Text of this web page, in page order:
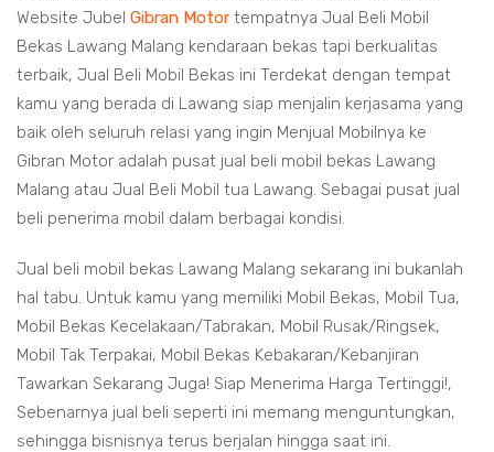
Website Jubel Gibran Motor tempatnya Jual Beli Mobil
Bekas Lawang Malang kendaraan bekas tapi berkualitas
terbaik, Jual Beli Mobil Bekas ini Terdekat dengan tempat
kamu yang berada di Lawang siap menjalin kerjasama yang
baik oleh seluruh relasi yang ingin Menjual Mobilnya ke
Gibran Motor adalah pusat jual beli mobil bekas Lawang
Malang atau Jual Beli Mobil tua Lawang. Sebagai pusat jual
beli penerima mobil dalam berbagai kondisi.
Jual beli mobil bekas Lawang Malang sekarang ini bukanlah
hal tabu. Untuk kamu yang memiliki Mobil Bekas, Mobil Tua,
Mobil Bekas Kecelakaan/Tabrakan, Mobil Rusak/Ringsek,
Mobil Tak Terpakai, Mobil Bekas Kebakaran/Kebanjiran
Tawarkan Sekarang Juga! Siap Menerima Harga Tertinggi!,
Sebenarnya jual beli seperti ini memang menguntungkan,
sehingga bisnisnya terus berjalan hingga saat ini.